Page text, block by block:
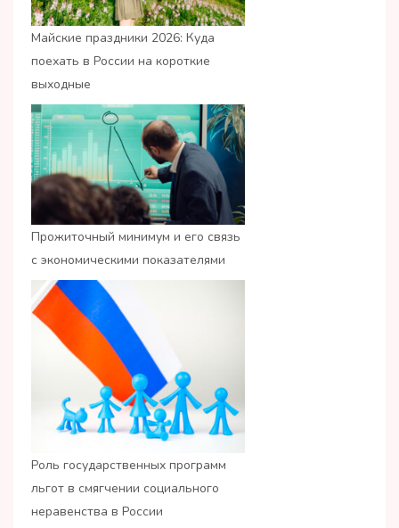
Майские праздники 2026: Куда
поехать в России на короткие
выходные
Прожиточный минимум и его связь
с экономическими показателями
Роль государственных программ
льгот в смягчении социального
неравенства в России